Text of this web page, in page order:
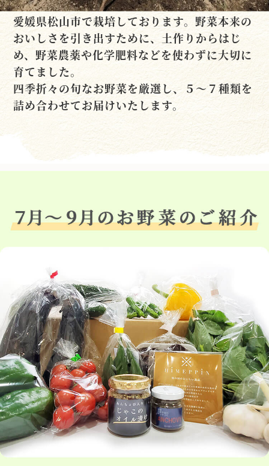
愛媛県松山市で栽培しております。野菜本来の
おいしさを引き出すために、土作りからはじ
め、野菜農薬や化学肥料などを使わずに大切に
育てました。
四季折々の旬なお野菜を厳選し、５～７種類を
詰め合わせてお届けいたします。